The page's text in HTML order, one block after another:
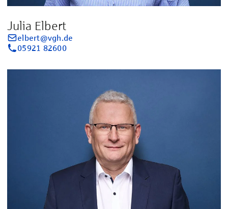
Julia Elbert
elbert@vgh.de
05921 82600